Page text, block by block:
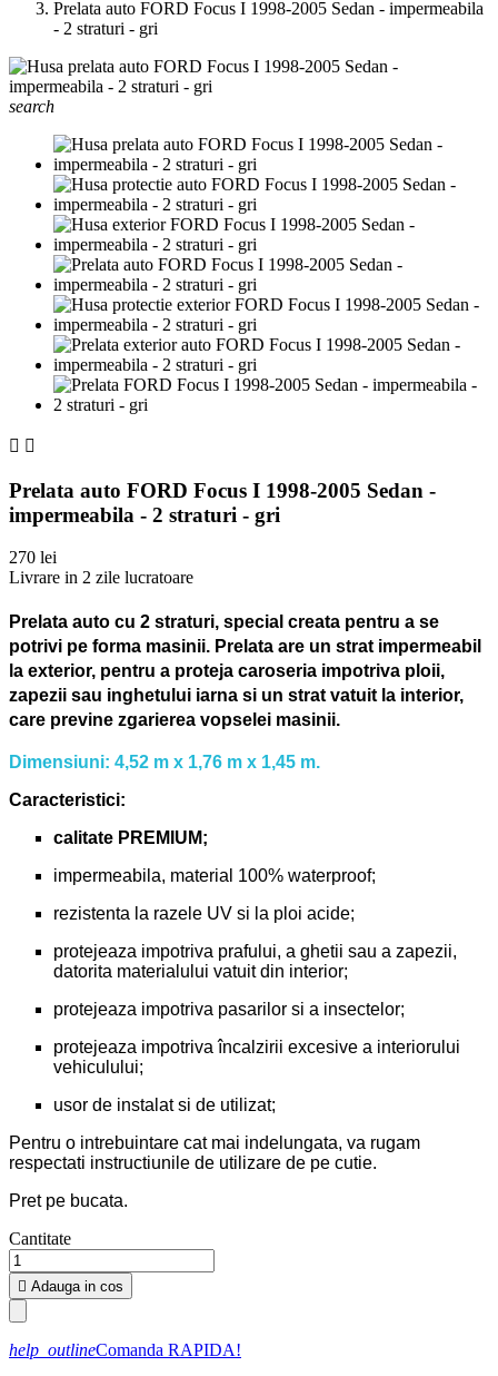
Prelata auto FORD Focus I 1998-2005 Sedan - impermeabila
- 2 straturi - gri
search
 
Prelata auto FORD Focus I 1998-2005 Sedan -
impermeabila - 2 straturi - gri
270 lei
Livrare in 2 zile lucratoare
Prelata auto cu 2 straturi, special creata pentru a se
potrivi pe forma masinii. Prelata are un strat impermeabil
la exterior, pentru a proteja caroseria impotriva ploii,
zapezii sau inghetului iarna si un strat vatuit la interior,
care previne zgarierea vopselei masinii.
Dimensiuni: 4,52 m x 1,76 m x 1,45 m.
Caracteristici:
calitate PREMIUM;
impermeabila, material 100% waterproof;
rezistenta la razele UV si la ploi acide;
protejeaza impotriva prafului, a ghetii sau a zapezii,
datorita materialului vatuit din interior;
protejeaza impotriva pasarilor si a insectelor;
protejeaza impotriva încalzirii excesive a interiorului
vehiculului;
usor de instalat si de utilizat;
Pentru o intrebuintare cat mai indelungata, va rugam
respectati instructiunile de utilizare de pe cutie.
Pret pe bucata.
Cantitate
 Adauga in cos
help_outlineComanda RAPIDA!